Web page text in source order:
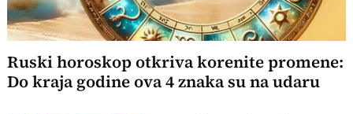
Ruski horoskop otkriva korenite promene:
Do kraja godine ova 4 znaka su na udaru